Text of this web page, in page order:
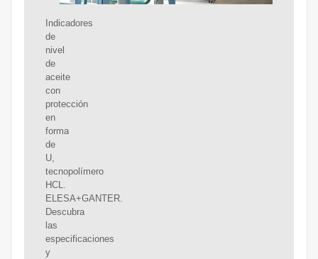
Indicadores
de
nivel
de
aceite
con
protección
en
forma
de
U,
tecnopolímero
HCL.
ELESA+GANTER.
Descubra
las
especificaciones
y